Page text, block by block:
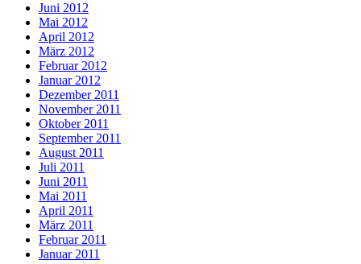
Juni 2012
Mai 2012
April 2012
März 2012
Februar 2012
Januar 2012
Dezember 2011
November 2011
Oktober 2011
September 2011
August 2011
Juli 2011
Juni 2011
Mai 2011
April 2011
März 2011
Februar 2011
Januar 2011